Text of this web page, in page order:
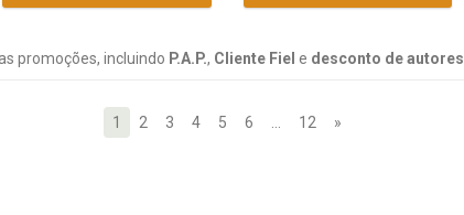
promoções, incluindo P.A.P., Cliente Fiel e desconto de autores
1 2 3 4 5 6 12 »